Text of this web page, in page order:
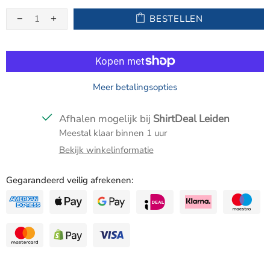
BESTELLEN
Meer betalingsopties
Afhalen mogelijk bij ShirtDeal Leiden
Meestal klaar binnen 1 uur
Bekijk winkelinformatie
Gegarandeerd veilig afrekenen: